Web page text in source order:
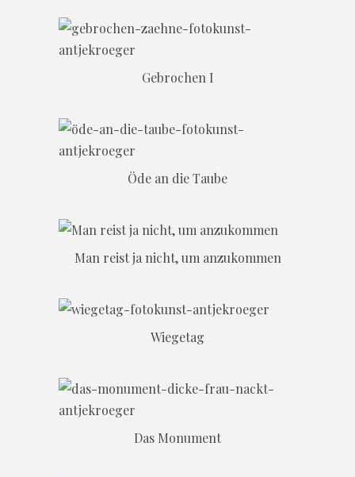
Gebrochen I
Öde an die Taube
Man reist ja nicht, um anzukommen
Wiegetag
Das Monument